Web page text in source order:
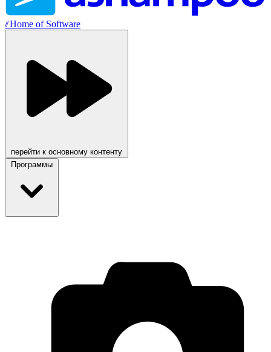
//Home of Software
перейти к основному контенту
Программы